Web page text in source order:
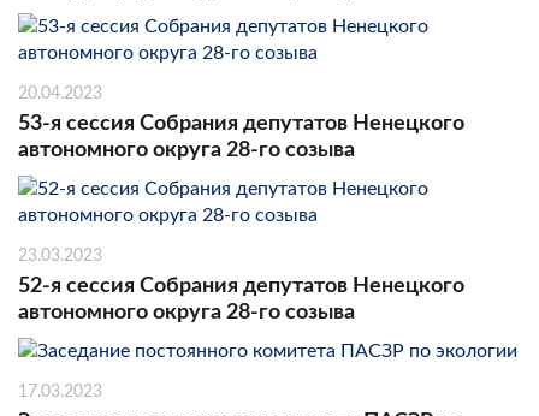
20.04.2023
53-я сессия Собрания депутатов Ненецкого
автономного округа 28-го созыва
23.03.2023
52-я сессия Собрания депутатов Ненецкого
автономного округа 28-го созыва
17.03.2023